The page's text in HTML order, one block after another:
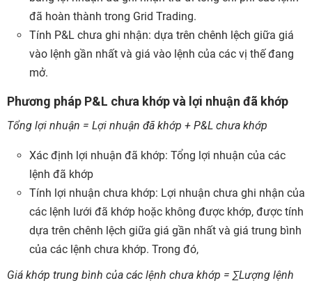
đã hoàn thành trong Grid Trading.
Tính P&L chưa ghi nhận: dựa trên chênh lệch giữa giá
vào lệnh gần nhất và giá vào lệnh của các vị thế đang
mở.
Phương pháp P&L chưa khớp và lợi nhuận đã khớp
Tổng lợi nhuận = Lợi nhuận đã khớp + P&L chưa khớp
Xác định lợi nhuận đã khớp: Tổng lợi nhuận của các
lệnh đã khớp
Tính lợi nhuận chưa khớp: Lợi nhuận chưa ghi nhận của
các lệnh lưới đã khớp hoặc không được khớp, được tính
dựa trên chênh lệch giữa giá gần nhất và giá trung bình
của các lệnh chưa khớp. Trong đó,
Giá khớp trung bình của các lệnh chưa khớp = ∑Lượng lệnh